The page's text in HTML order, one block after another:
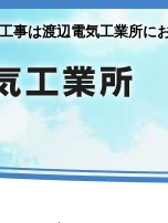
事は渡辺電気工業所に